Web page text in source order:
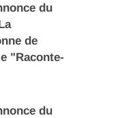
du
de
"Raconte-
du